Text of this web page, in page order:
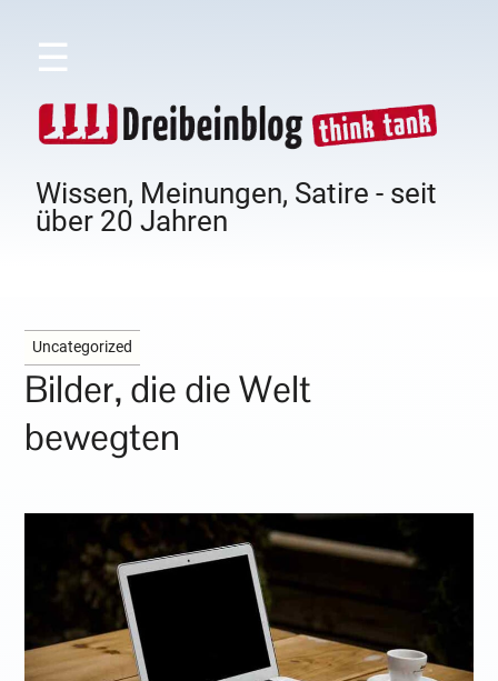
☰
Wissen, Meinungen, Satire - seit
über 20 Jahren
Uncategorized
Bilder, die die Welt
bewegten